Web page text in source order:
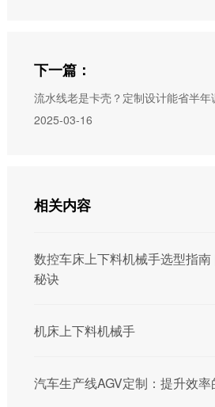
下一篇：
流水线老是卡壳？定制设计能省半年
2025-03-16
相关内容
数控车床上下料机械手选型指
秘诀
机床上下料机械手
汽车生产线AGV定制：提升效